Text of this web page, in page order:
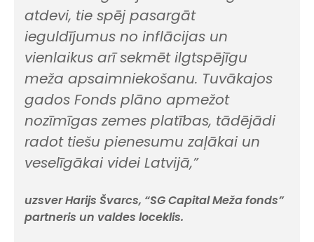
atdevi, tie spēj pasargāt
ieguldījumus no inflācijas un
vienlaikus arī sekmēt ilgtspējīgu
meža apsaimniekošanu. Tuvākajos
gados Fonds plāno apmežot
nozīmīgas zemes platības, tādējādi
radot tiešu pienesumu zaļākai un
veselīgākai videi Latvijā,”
uzsver Harijs Švarcs, “SG Capital Meža fonds”
partneris un valdes loceklis.